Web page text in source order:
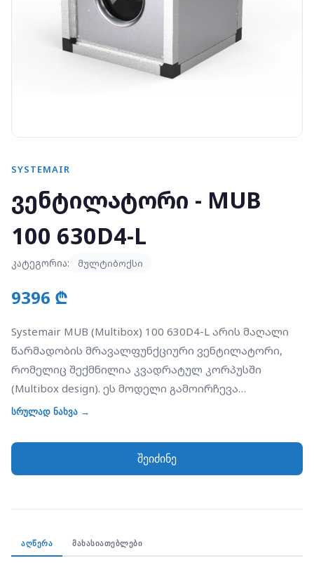
SYSTEMAIR
ვენტილატორი - MUB
100 630D4-L
კატეგორია: მულტიბოქსი
9396 ₾
Systemair MUB (Multibox) 100 630D4-L არის მაღალი
წარმადობის მრავალფუნქციური ვენტილატორი,
რომელიც შექმნილია კვადრატულ კორპუსში
(Multibox design). ეს მოდელი გამოირჩევა
განსაკუთრებული მოქნილობით — მისი პანელების
გაძლევთ შეცვალოთ ჰაერის გაწოვისა და
მიწოდების მიმართულება ინსტალაციის ადგილის
კედლებითა და თბოიზოლაციით (Glass wool), რაც
უზრუნველყოფს ხმაურის დაბალ დონეს და
სრულად ნახვა →
შეიძინე
ᲐᲦᲬᲔᲠᲐ ᲛᲐᲮᲐᲡᲘᲐᲗᲔᲑᲚᲔᲑᲘ